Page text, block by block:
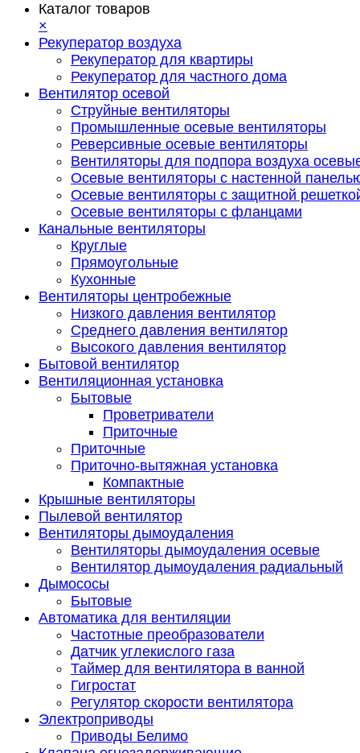
Каталог товаров
×
Рекуператор воздуха
Рекуператор для квартиры
Рекуператор для частного дома
Вентилятор осевой
Струйные вентиляторы
Промышленные осевые вентиляторы
Реверсивные осевые вентиляторы
Вентиляторы для подпора воздуха
Осевые вентиляторы с настенной
Осевые вентиляторы с защитной
Осевые вентиляторы с фланцами
Канальные вентиляторы
Круглые
Прямоугольные
Кухонные
Вентиляторы центробежные
Низкого давления вентилятор
Среднего давления вентилятор
Высокого давления вентилятор
Бытовой вентилятор
Вентиляционная установка
Бытовые
Проветриватели
Приточные
Приточные
Приточно-вытяжная установка
Компактные
Крышные вентиляторы
Пылевой вентилятор
Вентиляторы дымоудаления
Вентиляторы дымоудаления осевые
Вентилятор дымоудаления радиальный
Дымососы
Бытовые
Автоматика для вентиляции
Частотные преобразователи
Датчик углекислого газа
Таймер для вентилятора в ванной
Гигростат
Регулятор скорости вентилятора
Электроприводы
Приводы Белимо